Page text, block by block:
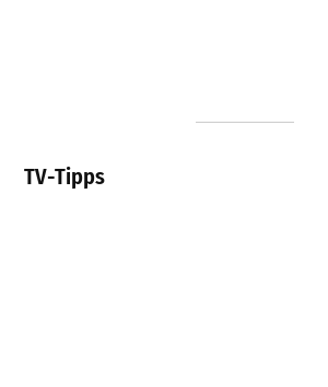
TV-Tipps